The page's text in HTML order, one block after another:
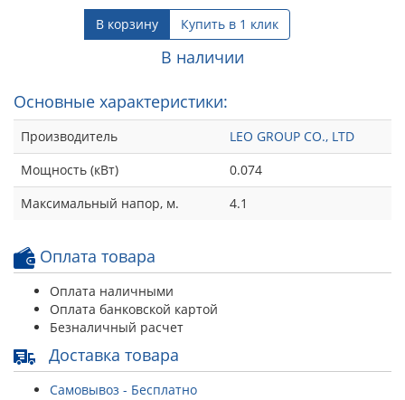
В корзину Купить в 1 клик
В наличии
Основные характеристики:
Производитель
LEO GROUP CO., LTD
Мощность (кВт)
0.074
Максимальный напор, м.
4.1
Оплата товара
Оплата наличными
Оплата банковской картой
Безналичный расчет
Доставка товара
Самовывоз - Бесплатно